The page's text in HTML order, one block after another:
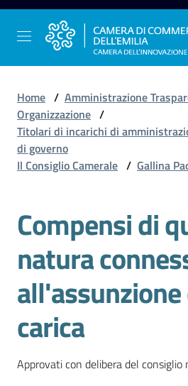
Vai al contenuto
Vai alla navigazione
Vai al footer
La
Camera
dell'Emilia
Gestire
l'impresa
Promuovere
l'impresa
e
il
territorio
Home / Amministrazione
Organizzazione /
Titolari di incarichi di
di governo
Il Consiglio Camerale / Gallina
Compensi di
natura
carica
Approvati con delibera del